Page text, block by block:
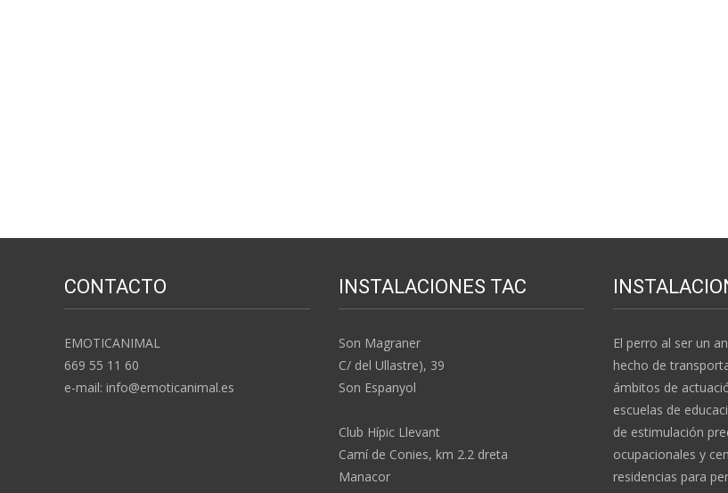
CONTACTO
EMOTICANIMAL
669 55 11 60
e-mail: info@emoticanimal.es
INSTALACIONES TAC
Son Magraner
C/ del Ullastre), 39
Son Espanyol
Club Hípic Llevant
Camí de Conies, km 2.2 dreta
Manacor
El perro al ser un
hecho de
ámbitos de
escuelas de
de estimulación
ocupacionales y
residencias para